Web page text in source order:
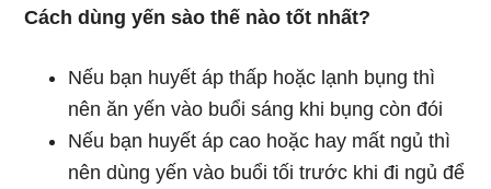
Cách dùng yến sào thế nào tốt nhất?
Nếu bạn huyết áp thấp hoặc lạnh bụng thì
nên ăn yến vào buổi sáng khi bụng còn đói
Nếu bạn huyết áp cao hoặc hay mất ngủ thì
nên dùng yến vào buổi tối trước khi đi ngủ để